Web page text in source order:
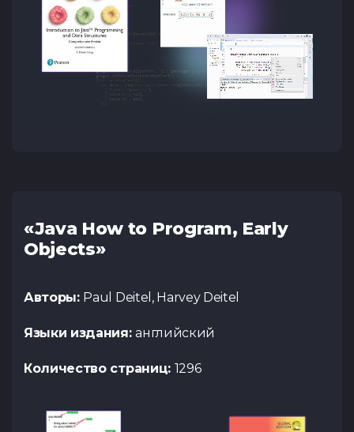
«Java How to Program, Early
Objects»
Авторы: Paul Deitel, Harvey Deitel
Языки издания:английский
Количество страниц: 1296